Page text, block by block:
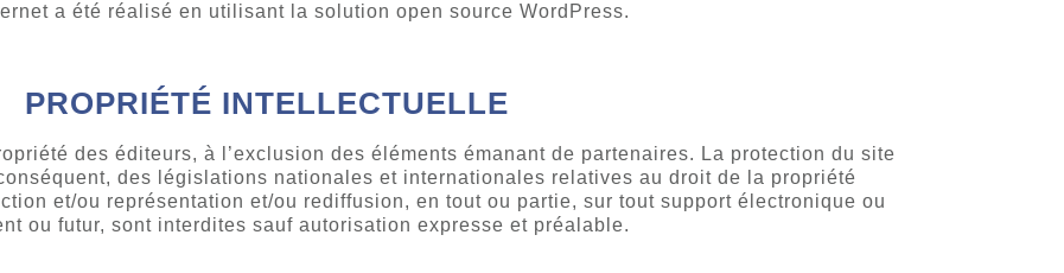
a été réalisé en utilisant la solution open source WordPress.
PROPRIÉTÉ INTELLECTUELLE
des éditeurs, à l’exclusion des éléments émanant de partenaires. La protection du site
des législations nationales et internationales relatives au droit de la propriété
et/ou représentation et/ou rediffusion, en tout ou partie, sur tout support électronique ou
ou futur, sont interdites sauf autorisation expresse et préalable.